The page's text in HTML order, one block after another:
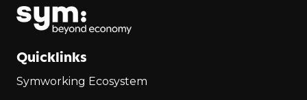
Quicklinks
Symworking Ecosystem